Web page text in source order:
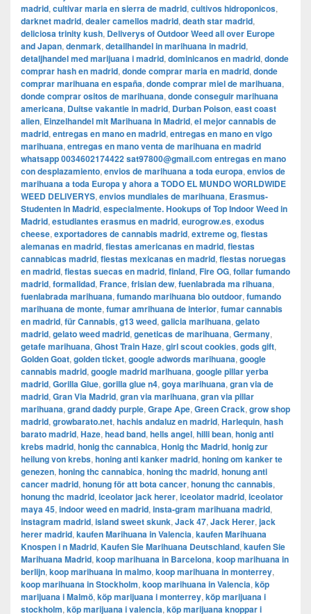
madrid, cultivar maria en sierra de madrid, cultivos hidroponicos,
darknet madrid, dealer camellos madrid, death star madrid,
deliciosa trinity kush, Deliverys of Outdoor Weed all over Europe
and Japan, denmark, detailhandel in marihuana in madrid,
detaljhandel med marijuana i madrid, dominicanos en madrid, donde
comprar hash en madrid, donde comprar maria en madrid, donde
comprar marihuana en españa, donde comprar miel de marihuana,
donde comprar ositos de marihuana, donde conseguir marihuana
americana, Duitse vakantie in madrid, Durban Poison, east coast
alien, Einzelhandel mit Marihuana in Madrid, el mejor cannabis de
madrid, entregas en mano en madrid, entregas en mano en vigo
marihuana, entregas en mano venta de marihuana en madrid
whatsapp 0034602174422 sat97800@gmail.com entregas en mano
con desplazamiento, envios de marihuana a toda europa, envios de
marihuana a toda Europa y ahora a TODO EL MUNDO WORLDWIDE
WEED DELIVERYS, envios mundiales de marihuana, Erasmus-
Studenten in Madrid, especialmente. Hookups of Top Indoor Weed in
Madrid, estudiantes erasmus en madrid, eurogrow.es, exodus
cheese, exportadores de cannabis madrid, extreme og, fiestas
alemanas en madrid, fiestas americanas en madrid, fiestas
cannabicas madrid, fiestas mexicanas en madrid, fiestas noruegas
en madrid, fiestas suecas en madrid, finland, Fire OG, follar fumando
madrid, formalidad, France, frisian dew, fuenlabrada ma rihuana,
fuenlabrada marihuana, fumando marihuana bio outdoor, fumando
marihuana de monte, fumar amrihuana de interior, fumar cannabis
en madrid, für Cannabis, g13 weed, galicia marihuana, gelato
madrid, gelato weed madrid, geneticas de marihuana, Germany,
getafe marihuana, Ghost Train Haze, girl scout cookies, gods gift,
Golden Goat, golden ticket, google adwords marihuana, google
cannabis madrid, google madrid marihuana, google pillar yerba
madrid, Gorilla Glue, gorilla glue n4, goya marihuana, gran via de
madrid, ​​Gran Via Madrid, gran via marihuana, gran via pillar
marihuana, grand daddy purple, Grape Ape, Green Crack, grow shop
madrid, growbarato.net, hachis andaluz en madrid, Harlequin, hash
barato madrid, Haze, head band, hells angel, hilli bean, honig anti
krebs madrid, honig thc cannabica, Honig thc Madrid, honig zur
heilung von krebs, honing anti kanker madrid, honing om kanker te
genezen, honing thc cannabica, honing thc madrid, honung anti
cancer madrid, honung för att bota cancer, honung thc cannabis,
honung thc madrid, iceolator jack herer, iceolator madrid, iceolator
maya 45, indoor weed en madrid, insta-gram marihuana madrid,
instagram madrid, island sweet skunk, Jack 47, Jack Herer, jack
herer madrid, kaufen Marihuana in Valencia, kaufen Marihuana
Knospen i n Madrid, Kaufen Sie Marihuana Deutschland, kaufen Sie
Marihuana Madrid, koop marihuana in Barcelona, koop marihuana in
berlijn, koop marihuana in malmo, koop marihuana in monterrey,
koop marihuana in Stockholm, ​​koop marihuana in Valencia, köp
marijuana i Malmö, köp marijuana i monterrey, köp marijuana i
stockholm, ​​köp marijuana i valencia, köp marijuana knoppar i